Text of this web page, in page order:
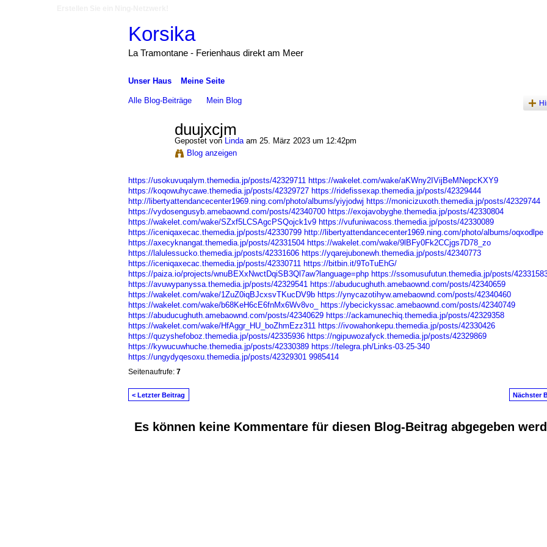
Korsika
La Tramontane - Ferienhaus direkt am Meer
Unser Haus Meine Seite
Alle Blog-Beiträge Mein Blog
duujxcjm
Gepostet von Lindaam 25. März 2023 um 12:42pm
Blog anzeigen
https://usokuvuqalym.themedia.jp/posts/42329711 https://wakelet.com/wake/aKWny2IVijBeMNepcKXY9
https://koqowuhycawe.themedia.jp/posts/42329727 https://ridefissexap.themedia.jp/posts/42329444
http://libertyattendancecenter1969.ning.com/photo/albums/yiyjodwj https://monicizuxoth.themedia.jp/posts/42329744
https://vydosengusyb.amebaownd.com/posts/42340700 https://exojavobyghe.themedia.jp/posts/42330804
https://wakelet.com/wake/SZxf5LCSAgcPSQojck1v9 https://vufuniwacoss.themedia.jp/posts/42330089
https://iceniqaxecac.themedia.jp/posts/42330799 http://libertyattendancecenter1969.ning.com/photo/albums/oqxodlpe
https://axecyknangat.themedia.jp/posts/42331504 https://wakelet.com/wake/9lBFy0Fk2CCjgs7D78_zo
https://lalulessucko.themedia.jp/posts/42331606 https://yqarejubonewh.themedia.jp/posts/42340773
https://iceniqaxecac.themedia.jp/posts/42330711 https://bitbin.it/9ToTuEhG/
https://paiza.io/projects/wnuBEXxNwctDqiSB3Ql7aw?language=php https://ssomusufutun.themedia.jp/posts/
https://avuwypanyssa.themedia.jp/posts/42329541 https://abuducughuth.amebaownd.com/posts/42340659
https://wakelet.com/wake/1ZuZ0iqBJcxsvTKucDV9b https://ynycazotihyw.amebaownd.com/posts/42340460
https://wakelet.com/wake/b68KeH6cE6fnMx6Wv8vo_
https://ybecickyssac.amebaownd.com/posts/42340749
https://abuducughuth.amebaownd.com/posts/42340629 https://ackamunechiq.themedia.jp/posts/42329358
https://wakelet.com/wake/HfAggr_HU_boZhmEzz311 https://ivowahonkepu.themedia.jp/posts/42330426
https://quzyshefoboz.themedia.jp/posts/42335936 https://ngipuwozafyck.themedia.jp/posts/42329869
https://kywucuwhuche.themedia.jp/posts/42330389 https://telegra.ph/Links-03-25-340
https://ungydyqesoxu.themedia.jp/posts/42329301 9985414
Seitenaufrufe: 7
< Letzter Beitrag Nächster
Es können keine Kommentare für diesen Blog-Beitrag abgegeben